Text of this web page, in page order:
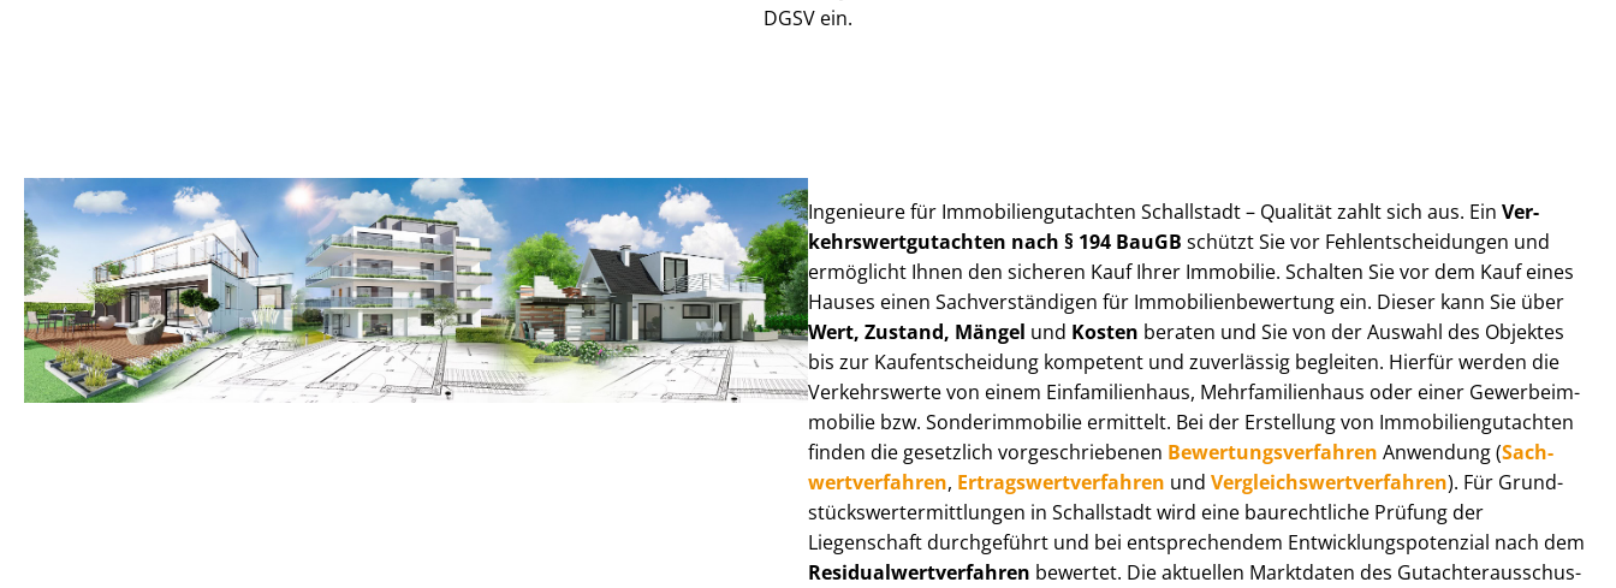
DGSV ein.
Ingenieure für Im­mo­bi­li­en­gut­ach­ten Schallstadt – Qualität zahlt sich aus. Ein Ver­
kehrs­wert­gut­ach­ten nach § 194 BauGB schützt Sie vor Fehl­ent­schei­dun­gen und
ermöglicht Ihnen den sicheren Kauf Ihrer Immobilie. Schalten Sie vor dem Kauf eines
Hauses einen Sach­ver­stän­di­gen für Im­mo­bi­li­en­be­wer­tung ein. Dieser kann Sie über
Wert, Zustand, Mängel und Kosten beraten und Sie von der Auswahl des Objektes
bis zur Kauf­ent­schei­dung kompetent und zuverlässig begleiten. Hierfür werden die
Verkehrswerte von einem Einfamilienhaus, Mehr­fa­mi­li­en­haus oder einer Ge­wer­be­im­
mo­bi­lie bzw. Sonderimmobilie ermittelt. Bei der Erstellung von Im­mo­bi­li­en­gut­ach­ten
finden die gesetzlich vor­ge­schrie­be­nen Be­wer­tungs­ver­fah­ren Anwendung (Sach­
wert­ver­fah­ren, Er­trags­wert­ver­fah­ren und Ver­gleichs­wert­ver­fah­ren). Für Grund­
stücks­wert­ermitt­lun­gen in Schallstadt wird eine baurechtliche Prüfung der
Liegenschaft durchgeführt und bei entsprechendem Ent­wick­lungs­po­ten­zi­al nach dem
Re­si­du­al­wert­ver­fah­ren bewertet. Die aktuellen Marktdaten des Gut­ach­ter­aus­schus­